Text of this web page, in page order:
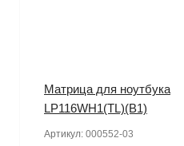
Матрица для ноутбука
LP116WH1(TL)(B1)
Артикул: 000552-03